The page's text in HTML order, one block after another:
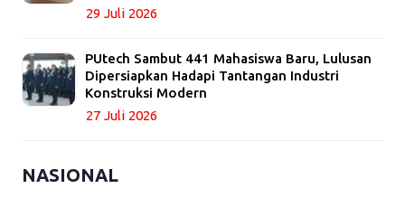
29 Juli 2026
PUtech Sambut 441 Mahasiswa Baru, Lulusan
Dipersiapkan Hadapi Tantangan Industri
Konstruksi Modern
27 Juli 2026
NASIONAL